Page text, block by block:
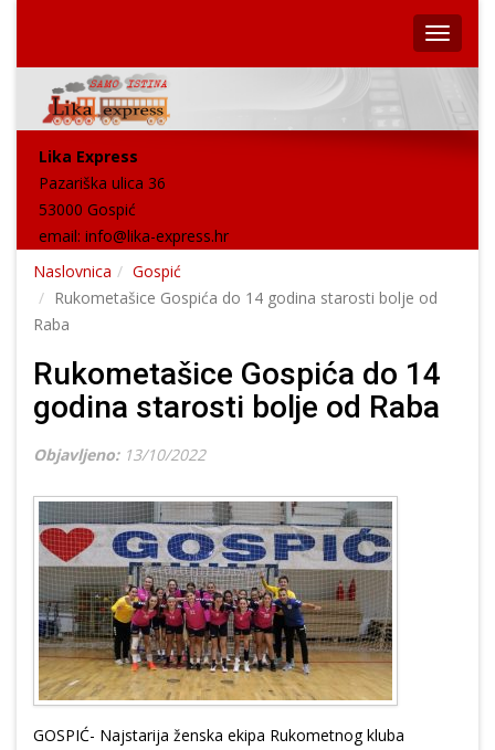
Lika Express
Pazariška ulica 36
53000 Gospić
email: info@lika-express.hr
Naslovnica
Gospić
Rukometašice Gospića do 14 godina starosti bolje od
Raba
Rukometašice Gospića do 14
godina starosti bolje od Raba
Objavljeno: 13/10/2022
GOSPIĆ- Najstarija ženska ekipa Rukometnog kluba